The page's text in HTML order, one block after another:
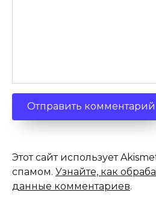
Этот сайт использует
спамом. Узнайте, как
данные комментариев.